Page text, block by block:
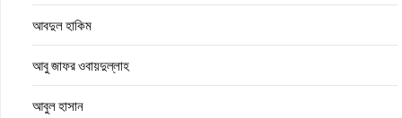
আবদুল হাকিম
আবু জাফর ওবায়দুল্লাহ
আবুল হাসান